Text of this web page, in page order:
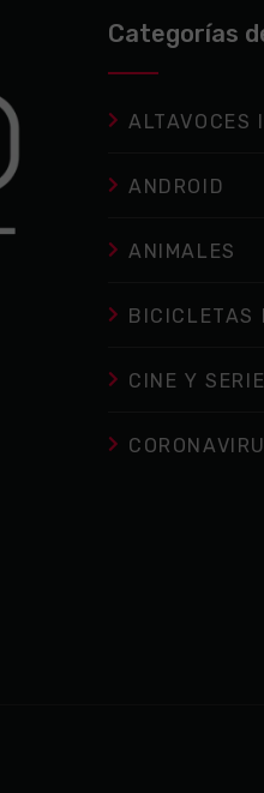
Categorías
ALTAVOCES
ANDROID
ANIMALES
BICICLETAS
CINE Y